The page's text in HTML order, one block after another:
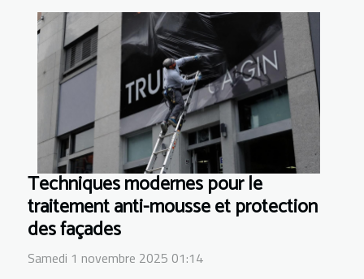
Techniques modernes pour le
traitement anti-mousse et protection
des façades
Samedi 1 novembre 2025 01:14